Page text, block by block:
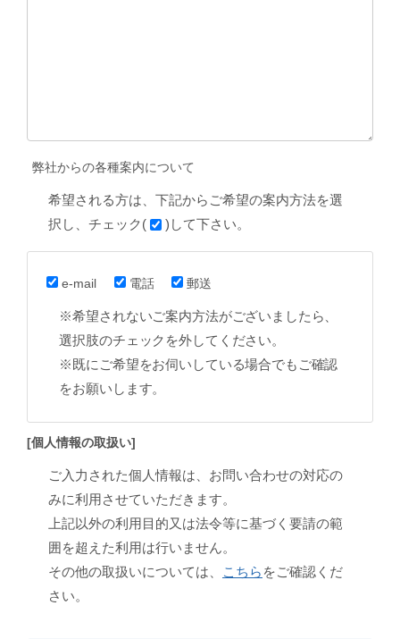
弊社からの各種案内について
希望される方は、下記からご希望の案内方法を選
択し、チェック(
)して下さい。
e-mail 電話 郵送
※希望されないご案内方法がございましたら、
選択肢のチェックを外してください。
※既にご希望をお伺いしている場合でもご確認
をお願いします。
[個人情報の取扱い]
ご入力された個人情報は、お問い合わせの対応の
みに利用させていただきます。
上記以外の利用目的又は法令等に基づく要請の範
囲を超えた利用は行いません。
その他の取扱いについては、
こちら をご確認くだ
さい。